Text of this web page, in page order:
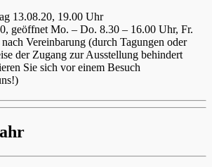
13.08.20, 19.00 Uhr
geöffnet Mo. – Do. 8.30 – 16.00 Uhr, Fr.
Vereinbarung (durch Tagungen oder
der Zugang zur Ausstellung behindert
Sie sich vor einem Besuch